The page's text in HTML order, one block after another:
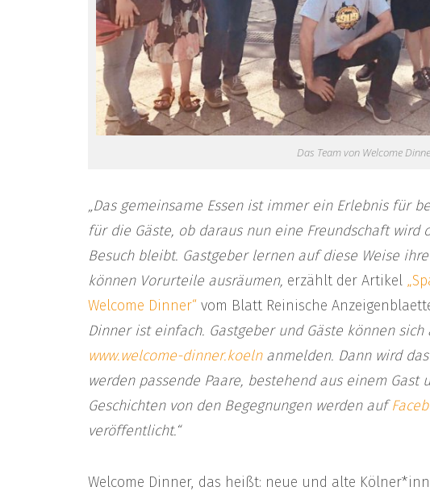
Das Team von Welcome
„Das gemeinsame Essen ist immer ein Erlebnis für
für die Gäste, ob daraus nun eine Freundschaft
Besuch bleibt. Gastgeber lernen auf diese Weise
können Vorurteile ausräumen, erzählt der Artikel
Welcome Dinner“ vom Blatt Reinische
Dinner ist einfach. Gastgeber und Gäste können
www.welcome-dinner.koelnanmelden. Dann wird
werden passende Paare, bestehend aus einem Gast
Geschichten von den Begegnungen werden auf
veröffentlicht.“
Welcome Dinner, das heißt: neue und alte